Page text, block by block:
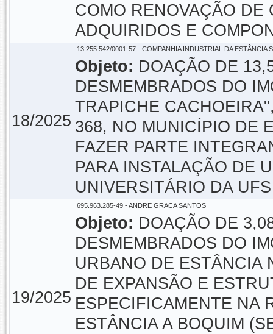
COMO RENOVAÇÃO DE
ADQUIRIDOS E
18/2025
13.255.542/0001-57 - COMPANHIA INDUSTRIAL DA ESTÂNCIA
Objeto: DOAÇÃO DE
DESMEMBRADOS DO
TRAPICHE
368, NO MUNICÍPIO DE
FAZER PARTE
PARA INSTALAÇÃO DE
UNIVERSITÁRIO DA
19/2025
695.963.285-49 - ANDRE GRACA SANTOS
Objeto: DOAÇÃO DE
DESMEMBRADOS DO
URBANO DE ESTÂNCIA
DE EXPANSÃO E
ESPECIFICAMENTE NA
ESTÂNCIA A BOQUIM